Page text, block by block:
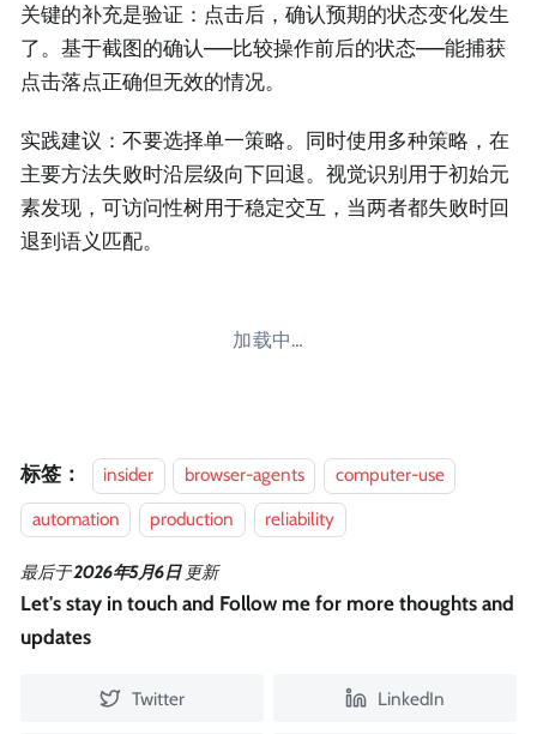
关键的补充是验证：点击后，确认预期的状态变化发生
了。基于截图的确认——比较操作前后的状态——能捕获
点击落点正确但无效的情况。
实践建议：不要选择单一策略。同时使用多种策略，在
主要方法失败时沿层级向下回退。视觉识别用于初始元
素发现，可访问性树用于稳定交互，当两者都失败时回
退到语义匹配。
加载中…
标签： insider browser-agents
computer-use
automation
production reliability
最后于2026年5月6日 更新
Let's stay in touch and Follow me for more thoughts and
updates
Twitter LinkedIn